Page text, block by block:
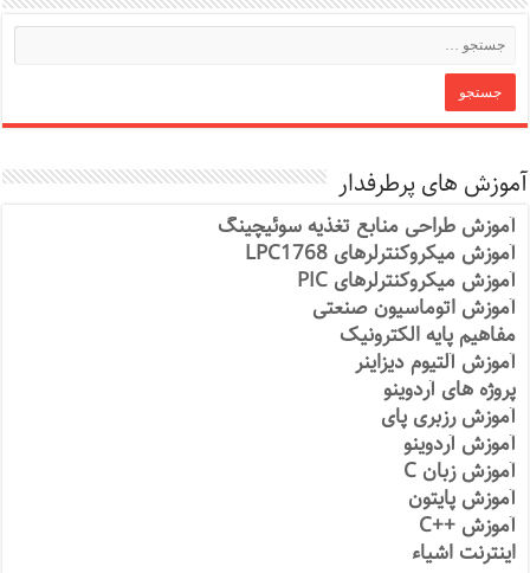
آموزش های پرطرفدار
آموزش طراحی منابع تغذیه سوئیچینگ
آموزش میکروکنترلرهای LPC1768
آموزش میکروکنترلرهای PIC
آموزش اتوماسیون صنعتی
مفاهیم پایه الکترونیک
آموزش آلتیوم دیزاینر
پروژه های آردوینو
آموزش رزبری پای
آموزش آردوینو
آموزش زبان C
آموزش پایتون
آموزش ++C
اینترنت اشیاء